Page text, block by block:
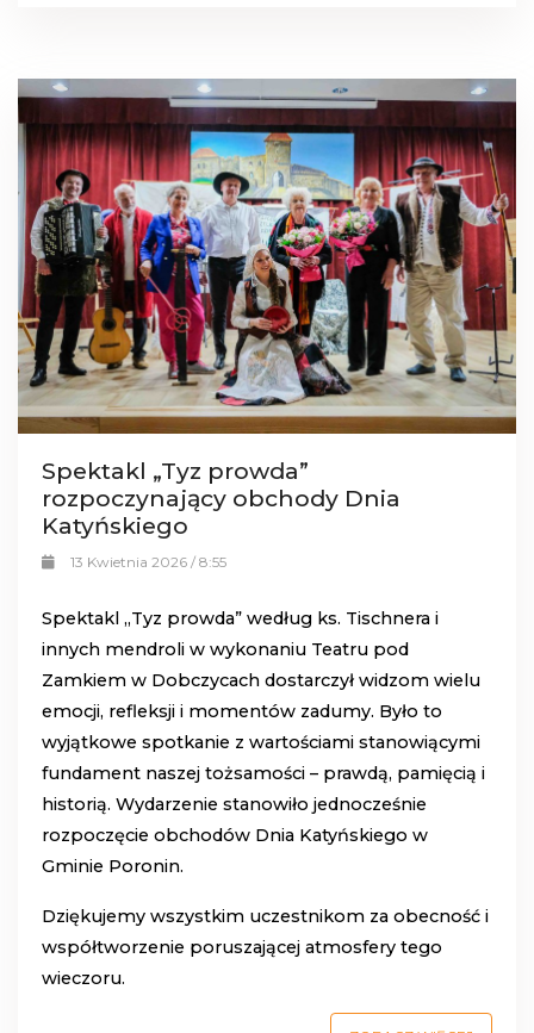
Spektakl „Tyz prowda”
rozpoczynający obchody Dnia
Katyńskiego
13 Kwietnia 2026 / 8:55
Spektakl „Tyz prowda” według ks. Tischnera i
innych mendroli w wykonaniu Teatru pod
Zamkiem w Dobczycach dostarczył widzom wielu
emocji, refleksji i momentów zadumy. Było to
wyjątkowe spotkanie z wartościami stanowiącymi
fundament naszej tożsamości – prawdą, pamięcią i
historią. Wydarzenie stanowiło jednocześnie
rozpoczęcie obchodów Dnia Katyńskiego w
Gminie Poronin.
Dziękujemy wszystkim uczestnikom za obecność i
współtworzenie poruszającej atmosfery tego
wieczoru.